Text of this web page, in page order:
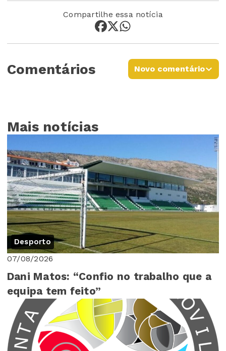
Compartilhe essa notícia
Comentários Novo comentário
Mais notícias
Desporto
07/08/2026
Dani Matos: “Confio no trabalho que a
equipa tem feito”